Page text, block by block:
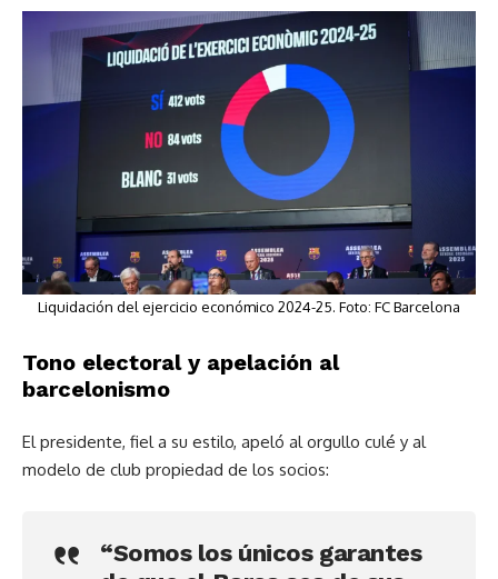
Liquidación del ejercicio económico 2024-25. Foto: FC Barcelona
Tono electoral y apelación al
barcelonismo
El presidente, fiel a su estilo, apeló al orgullo culé y al
modelo de club propiedad de los socios:
“Somos los únicos garantes